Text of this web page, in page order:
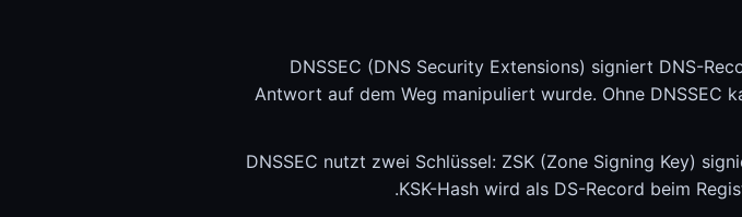
DNSSEC (DNS Security Extensions) signiert DNS-
Antwort auf dem Weg manipuliert wurde. Ohne DNSSEC
DNSSEC nutzt zwei Schlüssel: ZSK (Zone Signing Key)
KSK-Hash wird als DS-Record beim